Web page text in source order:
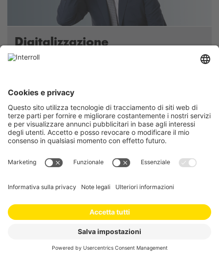
Digitalizzazione
Claudio Carnino
delle parole. Parole che si ammantano un po’
di magia e di soluzioni per tutti i problemi.
L’anno scorso il mantra è stato l’intelligenza
artificiale.